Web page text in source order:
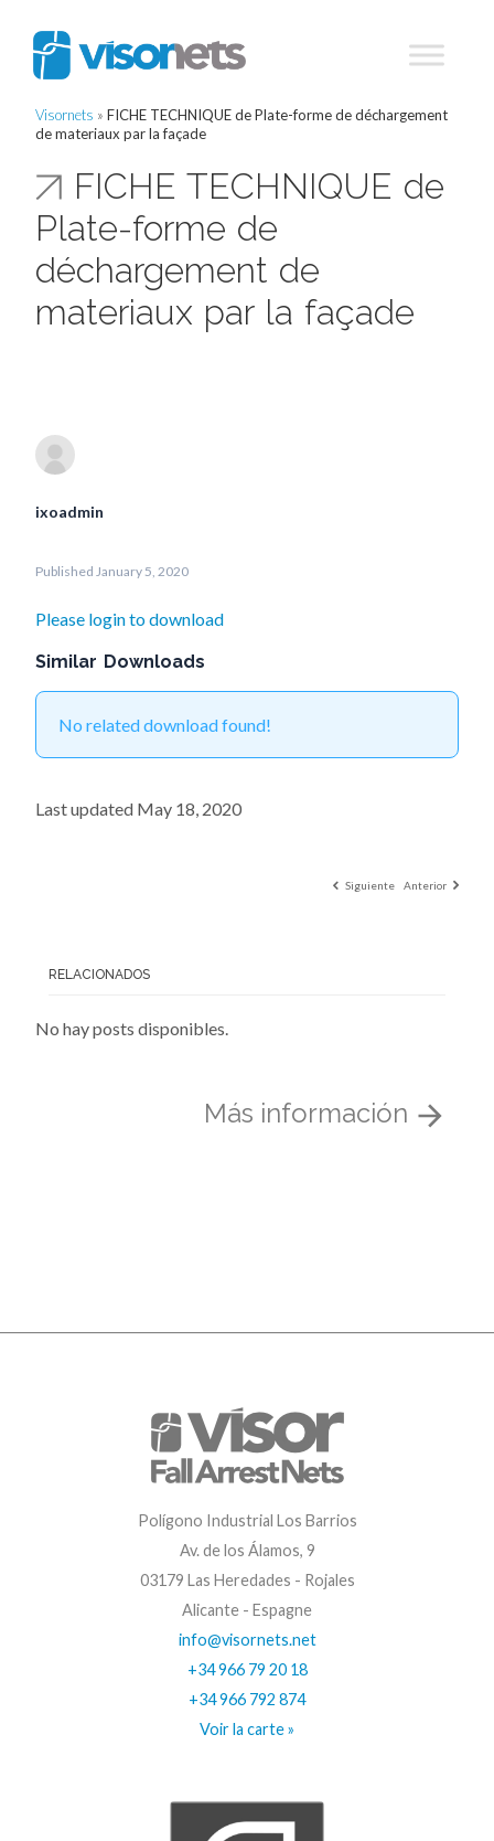
Visornets » FICHE TECHNIQUE de Plate-forme de déchargement
de materiaux par la façade
FICHE TECHNIQUE de
Plate-forme de
déchargement de
materiaux par la façade
ixoadmin
Published January 5, 2020
Please login to download
Similar Downloads
No related download found!
Last updated May 18, 2020
Siguiente Anterior
RELACIONADOS
No hay posts disponibles.
Más información
Polígono Industrial Los Barrios
Av. de los Álamos, 9
03179 Las Heredades - Rojales
Alicante - Espagne
info@visornets.net
+34 966 79 20 18
+34 966 792 874
Voir la carte »